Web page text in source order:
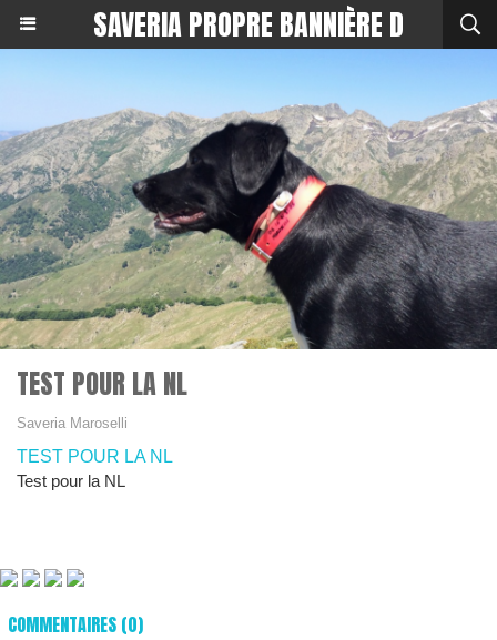
SAVERIA PROPRE BANNIÈRE D
TEST POUR LA NL
Saveria Maroselli
TEST POUR LA NL
Test pour la NL
COMMENTAIRES (0)